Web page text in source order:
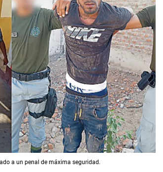
a un penal de máxima seguridad.